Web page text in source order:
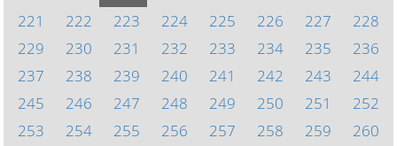
221
222 223 224 225 226 227
228
229
230 231 232 233 234 235
236
237
238 239 240 241 242 243
244
245
246 247 248 249 250 251
252
253
254 255 256 257 258 259
260